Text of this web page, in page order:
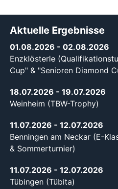
Aktuelle Ergebnisse
01.08.2026 - 02.08.2026
Enzklösterle
Cup" & "Senioren Diamond
18.07.2026 - 19.07.2026
Weinheim (TBW-Trophy)
11.07.2026 - 12.07.2026
Benningen am Neckar (E-
& Sommerturnier)
11.07.2026 - 12.07.2026
Tübingen (Tübita)